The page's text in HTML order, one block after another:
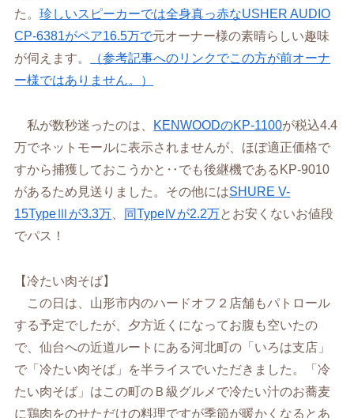
た。珍しいスピーカーでは全身真っ赤なUSHER AUDIO
CP-6381がペア16.5万で元オーナー様の素晴らしい趣味
が伺えます。
（参考記事へのリンクでこの方が前オーナ
ー様ではありません。）
私が数秒迷ったのは、 KENWOODのKP-1100が税込4.4
万でネットモールに表示されませんが、ほぼ適正価格で
すから捕獲しておこうかと‥でも後継機であるKP-9010
があるため見送りました。その他にはSHURE V-
15TypeⅢが3.3万
同TypeⅣが2.2万とお安くないお値段
でパス！
【冷たい肉そば】
この日は、山形市内のハードオフ２店舗もパトロール
する予定でしたが、夕方近くになってお腹も空いたの
で、仙台への近道ルートにある河北町の「いろは支店」
で「冷たい肉そば」を半ライスでいただきました。「冷
たい肉そば」はこの町のＢ級グルメで冷たい汁のお蕎麦
に鶏肉をのせただけの料理ですが季節が暖かくなるとあ